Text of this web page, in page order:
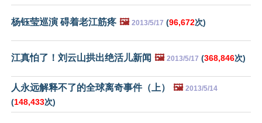
杨钰莹巡演 碍着老江筋疼 🖼️ 2013/5/17 (96,672次)
江真怕了！刘云山拱出绝活儿新闻 🖼️ 2013/5/17 (368,846次)
人永远解释不了的全球离奇事件（上） 🖼️ 2013/5/14
(148,433次)